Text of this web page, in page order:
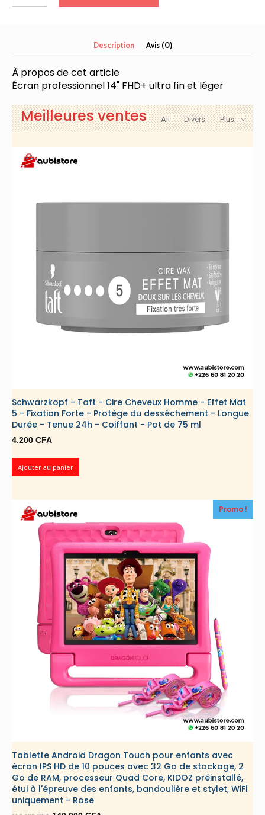
Evo
:
Core
i7-
13700H,
Intel
Iris
DDR5,
Thunderbolt
Home
:
Urban
Silver
B13M-
498US
Description Avis (0)
À propos de cet article
Écran professionnel 14" FHD+ ultra fin et léger
Meilleures ventes All Divers Plus
Schwarzkopf - Taft - Cire Cheveux Homme - Effet Mat
5 - Fixation Forte - Protège du desséchement - Longue
Durée - Tenue 24h - Coiffant - Pot de 75 ml
4.200 CFA
Ajouter au panier
Promo !
Tablette Android Dragon Touch pour enfants avec
écran IPS HD de 10 pouces avec 32 Go de stockage, 2
Go de RAM, processeur Quad Core, KIDOZ préinstallé,
étui à l'épreuve des enfants, bandoulière et stylet, WiFi
uniquement - Rose